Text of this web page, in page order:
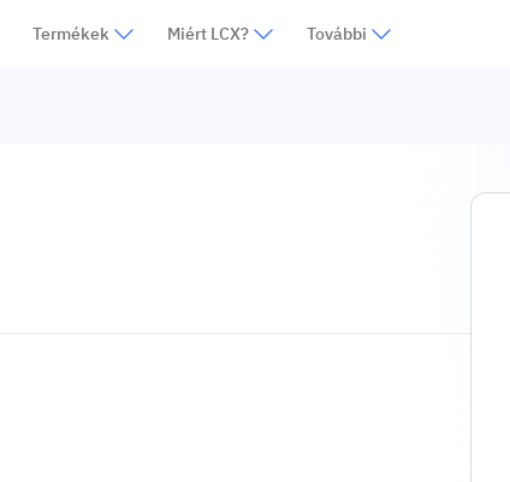
Termékek Miért LCX? További